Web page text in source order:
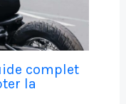
complet
la